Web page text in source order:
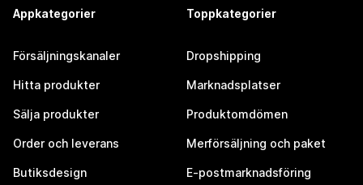
Appkategorier
Försäljningskanaler
Hitta produkter
Sälja produkter
Order och leverans
Butiksdesign
Toppkategorier
Dropshipping
Marknadsplatser
Produktomdömen
Merförsäljning och paket
E-postmarknadsföring